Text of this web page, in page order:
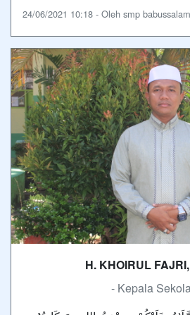
24/06/2021 10:18 - Oleh smp
H. KHOIRUL
- Kepala